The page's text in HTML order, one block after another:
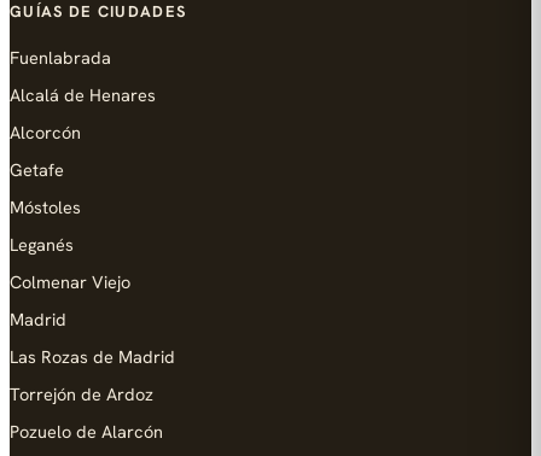
GUÍAS DE CIUDADES
Fuenlabrada
Alcalá de Henares
Alcorcón
Getafe
Móstoles
Leganés
Colmenar Viejo
Madrid
Las Rozas de Madrid
Torrejón de Ardoz
Pozuelo de Alarcón